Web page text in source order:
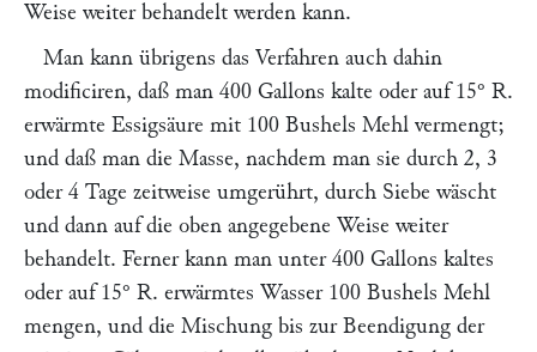
Weise weiter behandelt werden kann.
Man kann übrigens das Verfahren auch dahin
modificiren, daß man 400 Gallons kalte oder auf 15° R.
erwärmte Essigsäure mit 100 Bushels Mehl vermengt;
und daß man die Masse, nachdem man sie durch 2, 3
oder 4 Tage zeitweise umgerührt, durch Siebe wäscht
und dann auf die oben angegebene Weise weiter
behandelt. Ferner kann man unter 400 Gallons kaltes
oder auf 15° R. erwärmtes Wasser 100 Bushels Mehl
mengen, und die Mischung bis zur Beendigung der